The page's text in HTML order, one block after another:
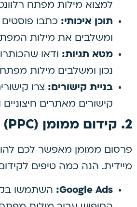
למצוא מילות מפתח
תוכן איכותי: כתבו
ומשלבים את מילות
מטא תגיות: ודאו
נכון ומשלבים מילות
בניית קישורים: צרו
קישורים מאתרים חיצוניים
2. קידום ממומן (PPC)
פרסום ממומן מאפשר לכם
מיידית. הנה כמה טיפים
Google Ads:
השתמשו